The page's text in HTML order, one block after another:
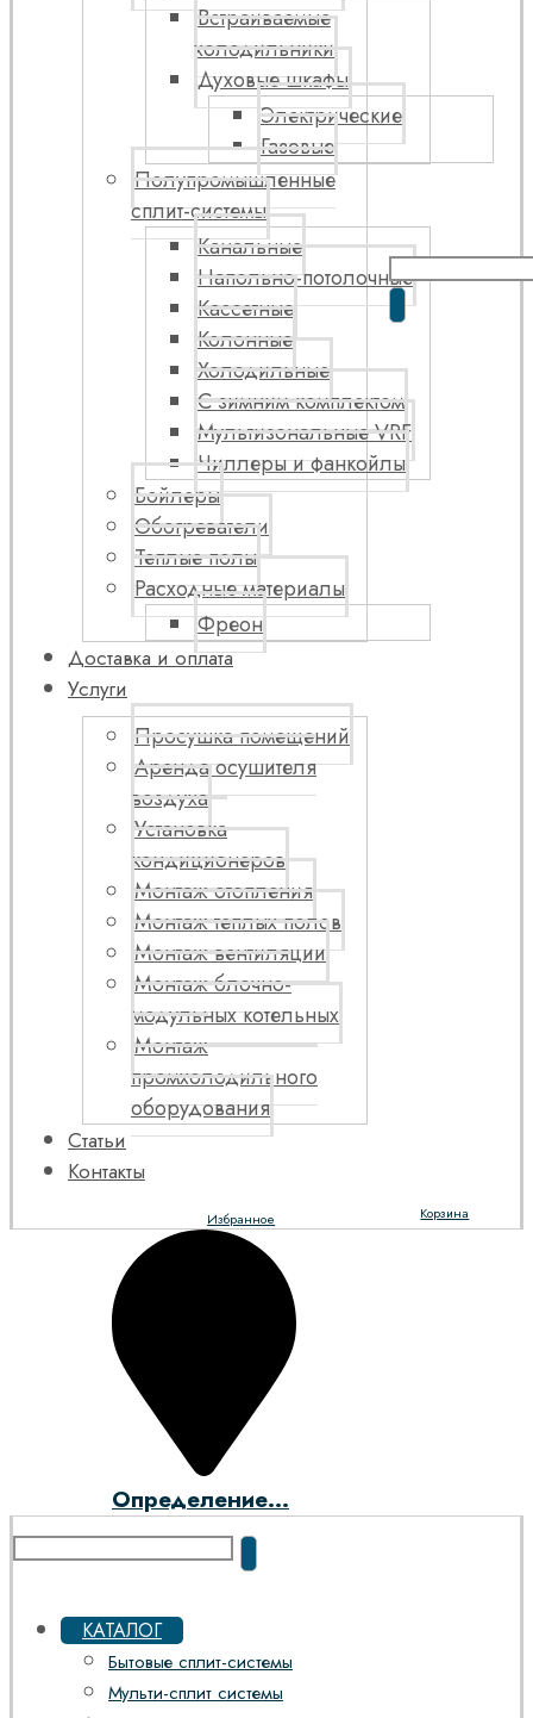
Встраиваемые
холодильники
Духовые шкафы
Электрические
Газовые
Полупромышленные
сплит-системы
Канальные
Напольно-потолочные
Кассетные
Колонные
Холодильные
С зимним комплектом
Мультизональные VRF
Чиллеры и фанкойлы
Бойлеры
Обогреватели
Теплые полы
Расходные материалы
Фреон
Доставка и оплата
Услуги
Просушка помещений
Аренда осушителя
воздуха
Установка
кондиционеров
Монтаж отопления
Монтаж теплых полов
Монтаж вентиляции
Монтаж блочно-
модульных котельных
Монтаж
промхолодильного
оборудования
Статьи
Контакты
Корзина
Избранное
Определение...
КАТАЛОГ
Бытовые сплит-системы
Мульти-сплит системы